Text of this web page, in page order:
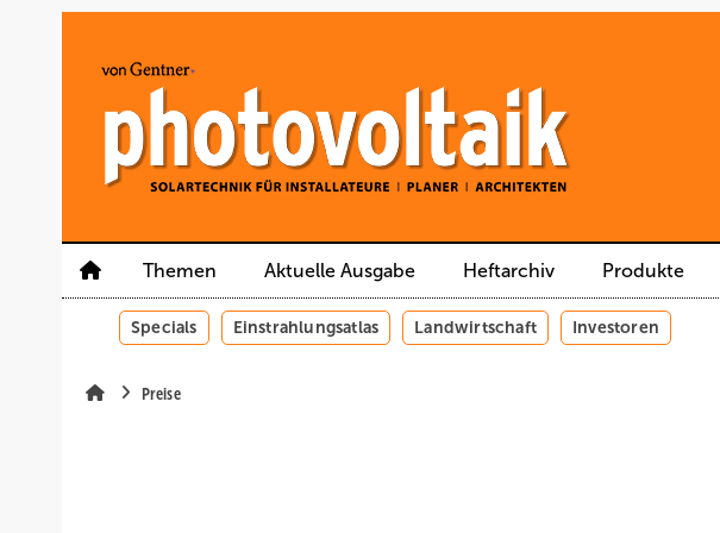
Themen Aktuelle Ausgabe Heftarchiv Produkte
Specials Einstrahlungsatlas Landwirtschaft Investoren
Preise